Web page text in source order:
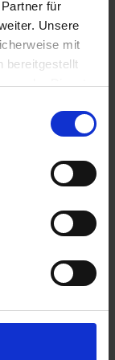
für
Unsere
mit
bereitgestellt
der Dienste
l
IN DEN